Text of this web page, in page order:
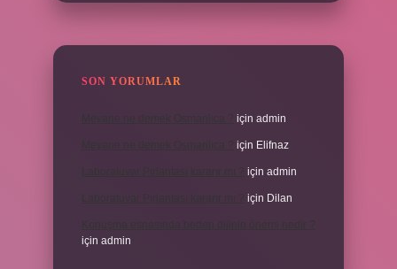
SON YORUMLAR
için admin
için Elifnaz
için admin
için Dilan
için admin